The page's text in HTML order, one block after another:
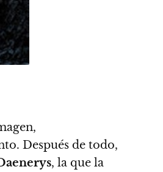
Después de todo,
, la que la